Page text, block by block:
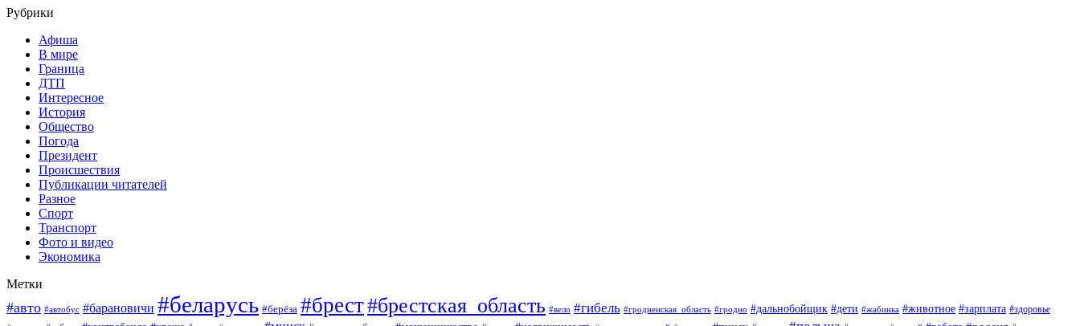
Рубрики
Афиша
В мире
Граница
ДТП
Интересное
История
Общество
Погода
Президент
Происшествия
Публикации читателей
Разное
Спорт
Транспорт
Фото и видео
Экономика
Метки
#авто #автобус #барановичи #беларусь #берёза #брест#брестская_область #вело #гибель #гродненская_область #гродно #дальнобойщик #дети #жабинка #животное #зарплата #здоровье